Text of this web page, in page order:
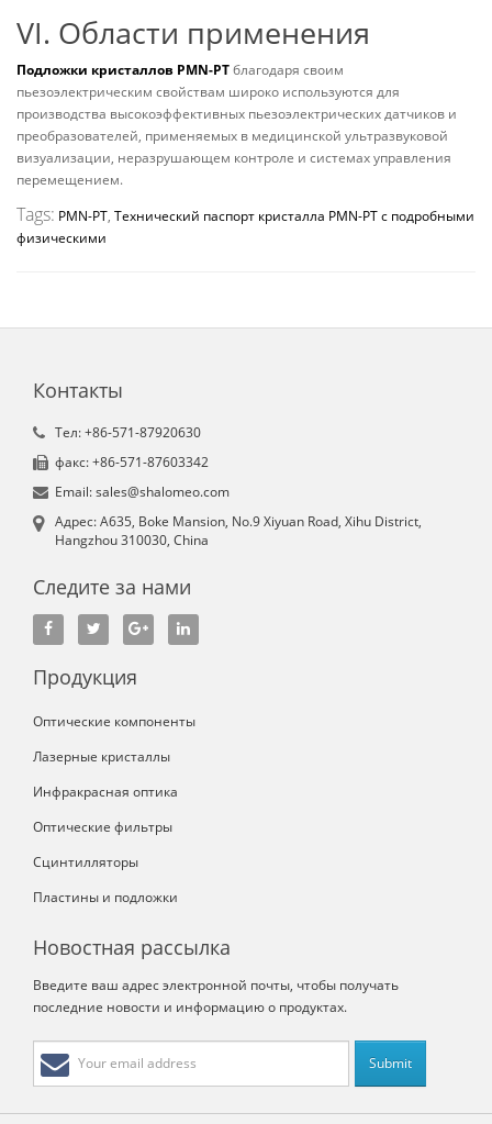
VI. Области применения
Подложки кристаллов PMN-PTблагодаря своим
пьезоэлектрическим свойствам широко используются для
производства высокоэффективных пьезоэлектрических датчиков и
преобразователей, применяемых в медицинской ультразвуковой
визуализации, неразрушающем контроле и системах управления
перемещением.
Tags: PMN-PT, Технический паспорт кристалла PMN-PT с подробными
физическими
Контакты
Tел: +86-571-87920630
факс: +86-571-87603342
Email: sales@shalomeo.com
Aдрес: A635, Boke Mansion, No.9 Xiyuan Road, Xihu District,
Hangzhou 310030, China
Следите за нами
Продукция
Оптические компоненты
Лазерные кристаллы
Инфракрасная оптика
Оптические фильтры
Сцинтилляторы
Пластины и подложки
Новостная рассылка
Введите ваш адрес электронной почты, чтобы получать
последние новости и информацию о продуктах.